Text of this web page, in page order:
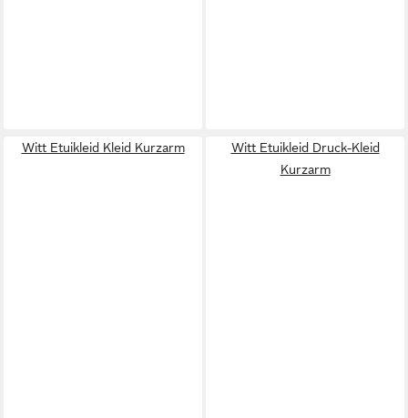
Witt Etuikleid Kleid Kurzarm
Witt Etuikleid Druck-Kleid
Kurzarm